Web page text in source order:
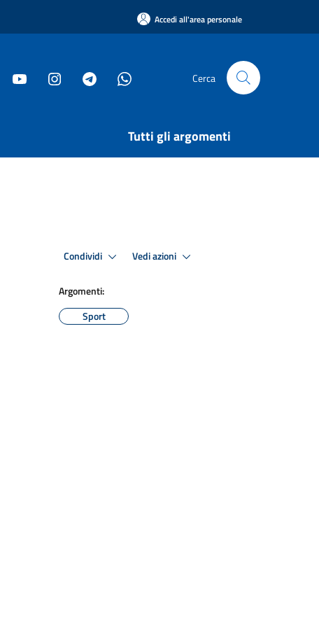
Accedi all'area personale
Cerca
Tutti gli argomenti
Condividi Vedi azioni
Argomenti:
Sport